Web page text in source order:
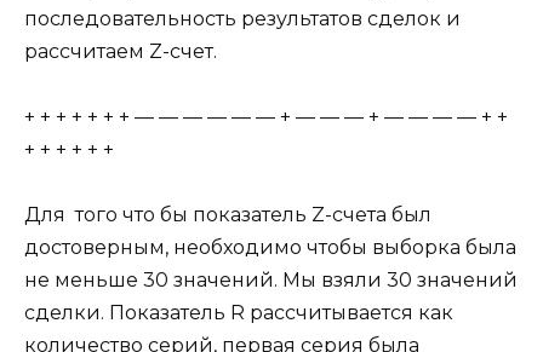
последовательность результатов сделок и
рассчитаем Z-счет.
+ + + + + + + — — — — — — + — — — + — — — — + +
+ + + + + +
Для того что бы показатель Z-счета был
достоверным, необходимо чтобы выборка была
не меньше 30 значений. Мы взяли 30 значений
сделки. Показатель R рассчитывается как
количество серий, первая серия была